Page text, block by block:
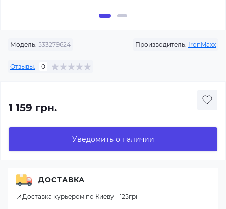
Модель: 533279624 Производитель: IronMaxx
Отзывы: 0
1 159 грн.
Уведомить о наличии
ДОСТАВКА
📌Доставка курьером по Киеву - 125грн